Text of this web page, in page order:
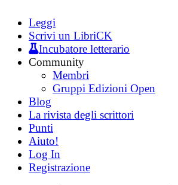
Leggi
Scrivi un LibriCK
Incubatore letterario
Community
Membri
Gruppi Edizioni Open
Blog
La rivista degli scrittori
Punti
Aiuto!
Log In
Registrazione